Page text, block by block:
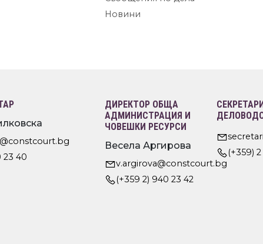
Новини
23 40
ДИРЕКТОР ОБЩА
АДМИНИСТРАЦИЯ И
ЧОВЕШКИ РЕСУРСИ
Весела Аргирова
v.argirova@constcourt.bg
(+359 2) 940 23 42
(+359)